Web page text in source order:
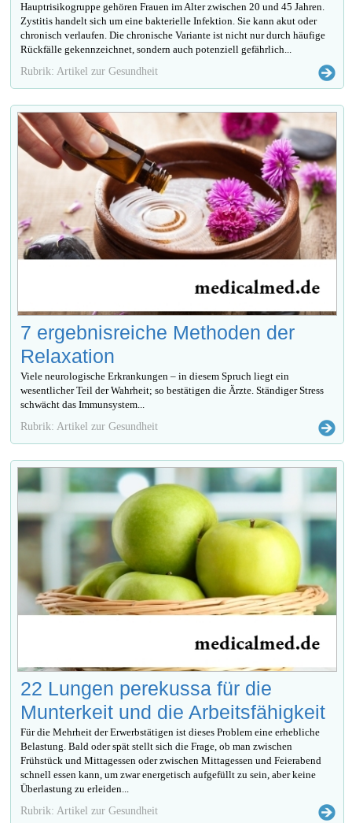
Hauptrisikogruppe gehören Frauen im Alter zwischen 20 und 45 Jahren.
Zystitis handelt sich um eine bakterielle Infektion. Sie kann akut oder
chronisch verlaufen. Die chronische Variante ist nicht nur durch häufige
Rückfälle gekennzeichnet, sondern auch potenziell gefährlich...
Rubrik: Artikel zur Gesundheit
7 ergebnisreiche Methoden der
Relaxation
Viele neurologische Erkrankungen – in diesem Spruch liegt ein
wesentlicher Teil der Wahrheit; so bestätigen die Ärzte. Ständiger Stress
schwächt das Immunsystem...
Rubrik: Artikel zur Gesundheit
22 Lungen perekussa für die
Munterkeit und die Arbeitsfähigkeit
Für die Mehrheit der Erwerbstätigen ist dieses Problem eine erhebliche
Belastung. Bald oder spät stellt sich die Frage, ob man zwischen
Frühstück und Mittagessen oder zwischen Mittagessen und Feierabend
schnell essen kann, um zwar energetisch aufgefüllt zu sein, aber keine
Überlastung zu erleiden...
Rubrik: Artikel zur Gesundheit